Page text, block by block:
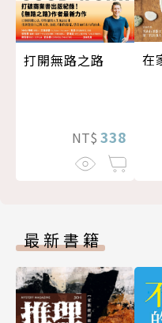
打開無路之路
NT$ 338
在
最新書籍